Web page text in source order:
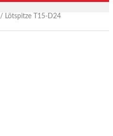
/ Lötspitze T15-D24